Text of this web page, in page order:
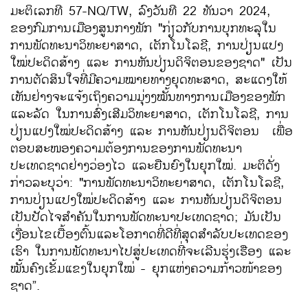
ມະຕິເລກທີ 57-NQ/TW, ລົງວັນທີ 22 ທັນວາ 2024,
ຂອງກົມການເມືອງສູນກາງພັກ "ກ່ຽວກັບການບຸກທະລຸໃນ
ການພັດທະນາວິທະຍາສາດ, ເຕັກໂນໂລຊີ, ການປ່ຽນແປງ
ໃໝ່ປະດິດສ້າງ ແລະ ການຫັນປ່ຽນດິຈິຕອນຂອງຊາດ" ເປັນ
ການຕັດສິນໃຈທີ່ມີຄວາມໝາຍທາງຍຸດທະສາດ, ສະແດງໃຫ້
ເຫັນຢ່າງຈະແຈ້ງເຖິງຄວາມມຸ່ງງໝັ້ນທາງການເມືອງຂອງພັກ
ແລະລັດ ໃນການສົ່ງເສີມວິທະຍາສາດ, ເຕັກໂນໂລຊີ, ການ
ປ່ຽນແປງໃໝ່ປະດິດສ້າງ ແລະ ການຫັນປ່ຽນດິຈິຕອນ ເພື່ອ
ຕອບສະໜອງຄວາມຕ້ອງການຂອງການພັດທະນາ
ປະເທດຊາດຢ່າງວ່ອງໄວ ແລະຍືນຍົງໃນຍຸກໃໝ່. ມະຕິດັ່ງ
ກ່າວລະບຸວ່າ: "ການພັດທະນາວິທະຍາສາດ, ເຕັກໂນໂລຊີ,
ການປ່ຽນແປງໃໝ່ປະດິດສ້າງ ແລະ ການຫັນປ່ຽນດິຈິຕອນ
ເປັນປັດໄຈສຳຄັນໃນການພັດທະນາປະເທດຊາດ; ມັນເປັນ
ເງື່ອນໄຂເບື້ອງຕົ້ນແລະໂອກາດທີ່ດີທີ່ສຸດສຳລັບປະເທດຂອງ
ເຮົາ ໃນການພັດທະນາໄປສູ່ປະເທດທີ່ຈະເລີນຮຸ່ງເຮືອງ ແລະ
ໝັ້ນຄົງເຂັ້ມແຂງໃນຍຸກໃໝ່ - ຍຸກແຫ່ງຄວາມກ້າວໜ້າຂອງ
ຊາດ”.